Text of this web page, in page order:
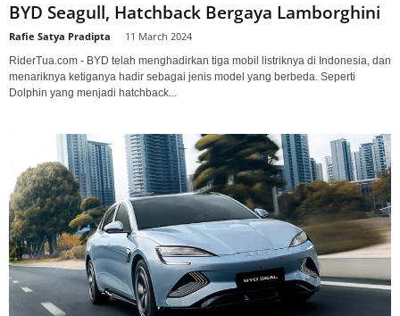
BYD Seagull, Hatchback Bergaya Lamborghini
Rafie Satya Pradipta 11 March 2024
RiderTua.com - BYD telah menghadirkan tiga mobil listriknya di Indonesia, dan
menariknya ketiganya hadir sebagai jenis model yang berbeda. Seperti
Dolphin yang menjadi hatchback...